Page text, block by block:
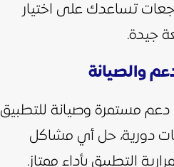
تساعدك على اختيار
جيدة.
دعم مستمرة وصيانة للتطبيق
دورية، حل أي مشاكل
التطبيق بأداء ممتاز.